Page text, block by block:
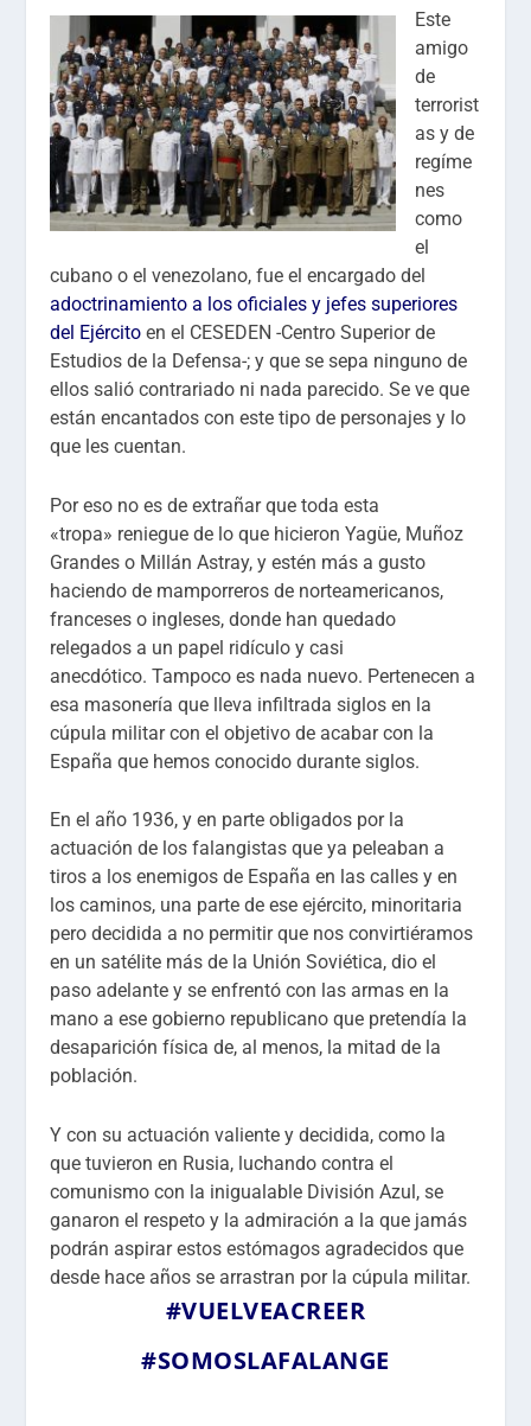
Este
amigo
de
terrorist
as y de
regíme
nes
como
el
cubano o el venezolano, fue el encargado del
adoctrinamiento a los oficiales y jefes superiores
del Ejército en el CESEDEN -Centro Superior de
Estudios de la Defensa-; y que se sepa ninguno de
ellos salió contrariado ni nada parecido. Se ve que
están encantados con este tipo de personajes y lo
que les cuentan.
Por eso no es de extrañar que toda esta
«tropa» reniegue de lo que hicieron Yagüe, Muñoz
Grandes o Millán Astray, y estén más a gusto
haciendo de mamporreros de norteamericanos,
franceses o ingleses, donde han quedado
relegados a un papel ridículo y casi
anecdótico. Tampoco es nada nuevo. Pertenecen a
esa masonería que lleva infiltrada siglos en la
cúpula militar con el objetivo de acabar con la
España que hemos conocido durante siglos.
En el año 1936, y en parte obligados por la
actuación de los falangistas que ya peleaban a
tiros a los enemigos de España en las calles y en
los caminos, una parte de ese ejército, minoritaria
pero decidida a no permitir que nos convirtiéramos
en un satélite más de la Unión Soviética, dio el
paso adelante y se enfrentó con las armas en la
mano a ese gobierno republicano que pretendía la
desaparición física de, al menos, la mitad de la
población.
Y con su actuación valiente y decidida, como la
que tuvieron en Rusia, luchando contra el
comunismo con la inigualable División Azul, se
ganaron el respeto y la admiración a la que jamás
podrán aspirar estos estómagos agradecidos que
desde hace años se arrastran por la cúpula militar.
#VUELVEACREER
#SOMOSLAFALANGE